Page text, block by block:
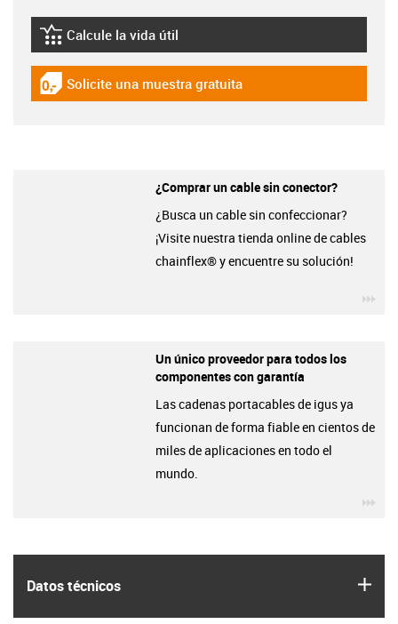
Datos técnicos
igus-icon-lebensdauerrechner
Calcule la vida útil
igus-icon-gratismuster
Solicite una muestra gratuita
¿Comprar un cable sin conector?
¿Busca un cable sin confeccionar?
¡Visite nuestra tienda online de cables
chainflex® y encuentre su solución!
Un único proveedor para todos los
componentes con garantía
Las cadenas portacables de igus ya
funcionan de forma fiable en cientos de
miles de aplicaciones en todo el
mundo.